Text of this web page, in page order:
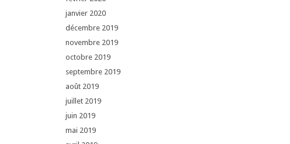
janvier 2020
décembre 2019
novembre 2019
octobre 2019
septembre 2019
août 2019
juillet 2019
juin 2019
mai 2019